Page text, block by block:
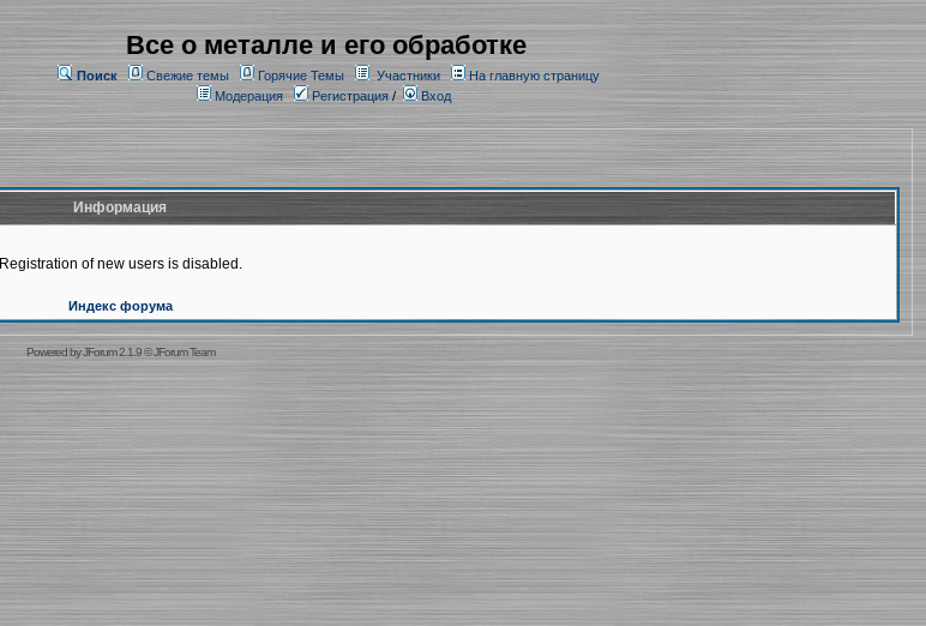
Все о металле и его обработке
Поиск Свежие темы Горячие Темы Участники
На главную страницу
Модерация
Регистрация/ Вход
Информация
Registration of new users is disabled.
Индекс форума
Powered byJForum 2.1.9©JForum Team